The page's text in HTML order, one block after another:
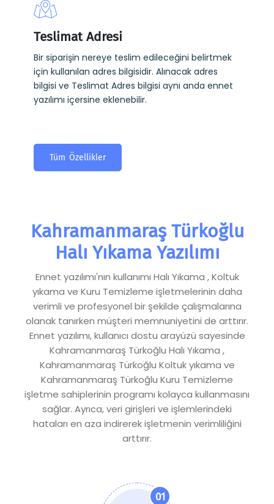
Teslimat Adresi
Bir siparişin nereye teslim edileceğini belirtmek
için kullanılan adres bilgisidir. Alınacak adres
bilgisi ve Teslimat Adres bilgisi aynı anda ennet
yazılımı içersine eklenebilir.
Tüm Özellikler
Kahramanmaraş Türkoğlu
Halı Yıkama Yazılımı
Ennet yazılımı'nın kullanımı Halı Yıkama , Koltuk
yıkama ve Kuru Temizleme işletmelerinin daha
verimli ve profesyonel bir şekilde çalışmalarına
olanak tanırken müşteri memnuniyetini de arttırır.
Ennet yazılımı, kullanıcı dostu arayüzü sayesinde
Kahramanmaraş Türkoğlu Halı Yıkama ,
Kahramanmaraş Türkoğlu Koltuk yıkama ve
Kahramanmaraş Türkoğlu Kuru Temizleme
işletme sahiplerinin programı kolayca kullanmasını
sağlar. Ayrıca, veri girişleri ve işlemlerindeki
hataları en aza indirerek işletmenin verimliliğini
arttırır.
01